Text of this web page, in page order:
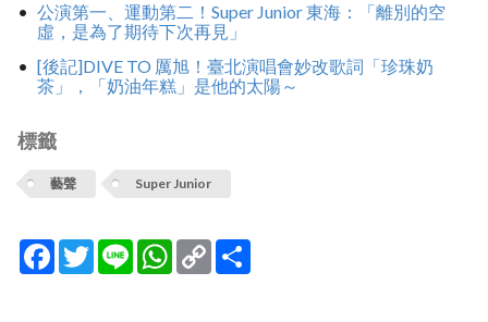
公演第一、運動第二！Super Junior 東海：「離別的空
虛，是為了期待下次再見」
[後記]DIVE TO 厲旭！臺北演唱會妙改歌詞「珍珠奶
茶」，「奶油年糕」是他的太陽～
標籤
藝聲 Super Junior
Facebook
TwitterLine WhatsApp
Copy
Link